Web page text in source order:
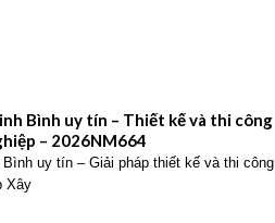
Bình uy tín – Thiết kế và thi công
– 2026NM664
uy tín – Giải pháp thiết kế và thi công
Xây